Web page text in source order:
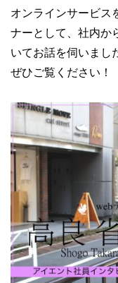
オンラインサービス
ナーとして、社内か
いてお話を伺いまし
ぜひご覧ください！